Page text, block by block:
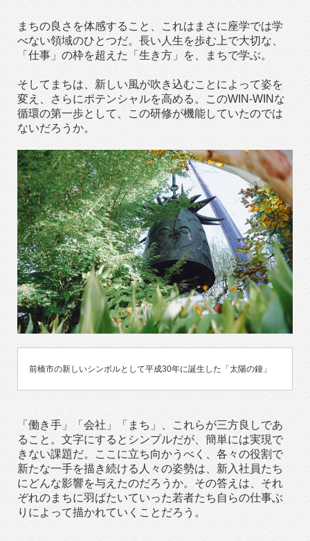
まちの良さを体感すること、これはまさに座学では学
べない領域のひとつだ。長い人生を歩む上で大切な、
「仕事」の枠を超えた「生き方」を、まちで学ぶ。
そしてまちは、新しい風が吹き込むことによって姿を
変え、さらにポテンシャルを高める。このWIN-WINな
循環の第一歩として、この研修が機能していたのでは
ないだろうか。
前橋市の新しいシンボルとして平成30年に誕生した「太陽の鐘」
「働き手」「会社」「まち」、これらが三方良しであ
ること。文字にするとシンプルだが、簡単には実現で
きない課題だ。ここに立ち向かうべく、各々の役割で
新たな一手を描き続ける人々の姿勢は、新入社員たち
にどんな影響を与えたのだろうか。その答えは、それ
ぞれのまちに羽ばたいていった若者たち自らの仕事ぶ
りによって描かれていくことだろう。